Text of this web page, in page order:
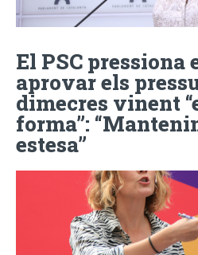
El PSC pressiona
aprovar els
dimecres vinent
forma”:
estesa”